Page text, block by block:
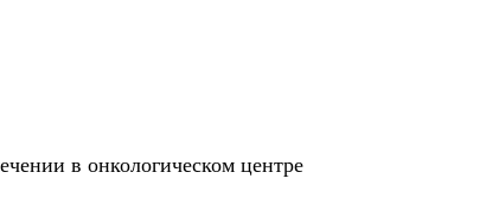
в онкологическом центре